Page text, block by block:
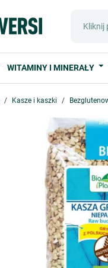
WITAMINY I MINERAŁY
Kasze i kaszki